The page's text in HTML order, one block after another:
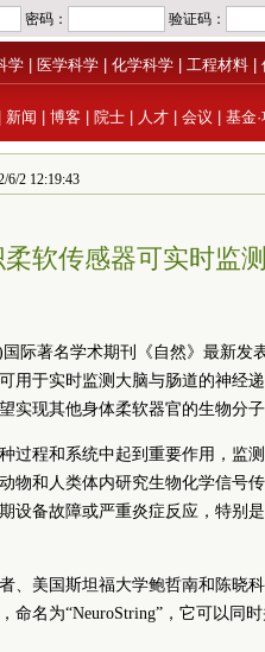
学 医学科学 化学科学 工程材料
新闻 博客 院士 人才 会议 基金·
6/2 12:19:43
柔软传感器可实时监
际著名学术期刊《自然》最新发
用于实时监测大脑与肠道的神经
实现其他身体柔软器官的生物分子
过程和系统中起到重要作用，监
物和人类体内研究生物化学信号
设备故障或严重炎症反应，特别
、美国斯坦福大学鲍哲南和陈晓
命名为“NeuroString”，它可以同